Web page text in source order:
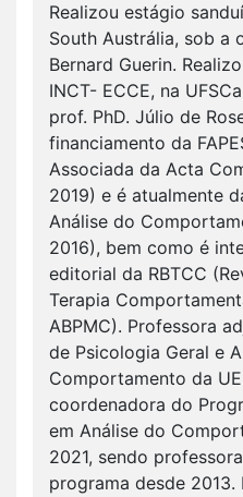
Realizou estágio
South Austrália, sob a
Bernard Guerin.
INCT- ECCE, na
prof. PhD. Júlio de
financiamento da
Associada da Acta
2019) e é atualmente
Análise do
2016), bem como é
editorial da RBTCC
Terapia
ABPMC). Professora
de Psicologia Geral e
Comportamento da
coordenadora do
em Análise do
2021, sendo
programa desde 2013.